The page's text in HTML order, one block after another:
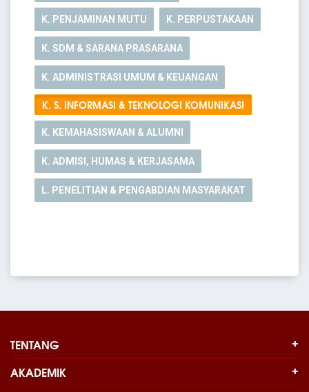
K. PENJAMINAN MUTU K. PERPUSTAKAAN
K. SDM & SARANA PRASARANA
K. ADMINISTRASI UMUM & KEUANGAN
K. S. INFORMASI & TEKNOLOGI KOMUNIKASI
K. KEMAHASISWAAN & ALUMNI
K. ADMISI, HUMAS & KERJASAMA
L. PENELITIAN & PENGABDIAN MASYARAKAT
TENTANG
AKADEMIK